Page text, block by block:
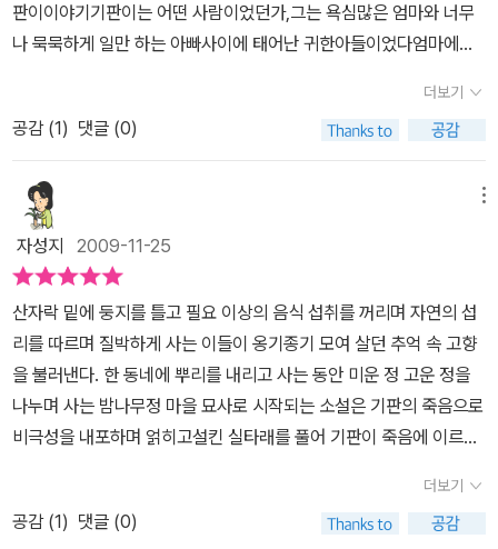
는지 짐작도 해 본다.기판이가 태어나기 전부터 기판이 엄마는 좀 유
별나기는 했다. 기판이 엄마나 기판이, 기판이 아버지를 떼어놓고 보
면 이 밤나무정이라는 곳이 그냥 평범한 마을인 것 같지만 꼭 그렇지
만은 않은 것 같다. 왜냐하면 기판이가 그리 성장하고 그렇게 마지막
엇이 진하게 가라앉아있는지 생각해보아야 할 문제이기 때문이다. 아
님 기판이 엄마나 좀 너그럽게 살았다면 기판이의 삶은 괜찮았을지
그 문제도 떠올려보게 된다.이 책은 책의 첫 내용과 마지막 내용이 함
께이고 중간 부분은 오롯이 기판이의 삶의 암울한 모습을 이야기하는
구조를 가지고 있다. 이 구조가 이 책을 읽는 동안 기판이의 삶을 제대
로 읽어볼 수 있는 또 하나의 구조이기도 하다.책의 맨 마지막을 덮으
면서 담담하게 읽을 수 없는 소설이라는 생각을 자꾸만 하게 된다. 왜
냐하면 기판이의 삶을 흔들어놓는 무게들이 미웠기 때문이다. 평범하
게 그냥 보낼 수 있었던 삶을 어쩌면 이렇게도 얽혀놓았는지, 왜 기판
판이이야기기판이는 어떤 사람이었던가,그는 욕심많은 엄마와 너무
나 묵묵하게 일만 하는 아빠사이에 태어난 귀한아들이었다엄마에게
나게 된 배경은 1950년 중반의 이야기다살기 힘들었던 세상에 살아
가던 사람들의 정과 애환 ,사랑. 삶,기판이는 장자동대의 손자다,장자
동댁은 신랑이 죽게 되면서 아주 가난하게 되었지만 아이들 셋을 데
리고 이세상을 살아가야 했다 그녀는 삶을 포기 하지 않고 아이들을
위해서 최선을 다해 살았다 자식들도 어머니이 모습을 보고 자라 언
제나 의젓하고 자신의 일을 자신들이 알아서 하는 언제나 열심히 살
아가는 젊은이들로 자랐다 그리고 장가갈 나이가 되어서 장자동댁은
아들들 장가를 보낸다그시대는 연애결혼도 아니고 그저 매파가 소개
해주고 수준이 엇비슷한 사람들을 만나 결혼을 한다 큰아들 장가를
보내고 늦은 나이에 둘째도 장가를 보낸다 둘째 기판이 아버지 남섭
이 누가보아도 일잘하고 듬직한 탐날 만한 사람이었다그가 부인으로
얻은 안골댁은 아버지를 모시고 홀로 살다가 남섭이 소개를 받아 결
혼을 하게 된다 그런데 그욕심이 참 많다,,남섭이 형은 그런 제수씨가
조금 부담스럽기도 했지만 그래도 형제우애는 끈끈했다,그리고 아들
더보기
공감 (1) 댓글 (0)
자성지 2009-11-25
산자락 밑에 둥지를 틀고 필요 이상의 음식 섭취를 꺼리며 자연의 섭
리를 따르며 질박하게 사는 이들이 옹기종기 모여 살던 추억 속 고향
을 불러낸다. 한 동네에 뿌리를 내리고 사는 동안 미운 정 고운 정을
나누며 사는 밤나무정 마을 묘사로 시작되는 소설은 기판의 죽음으로
비극성을 내포하며 얽히고설킨 실타래를 풀어 기판이 죽음에 이르는
어려움을 함께 나누며 살아가는 길에 융해되어 있는 마을 사람들의
모습 속에는 또 다른 세대들의 일상이 살아 숨쉬고 있었다.많은 사람
더보기
공감 (1) 댓글 (0)